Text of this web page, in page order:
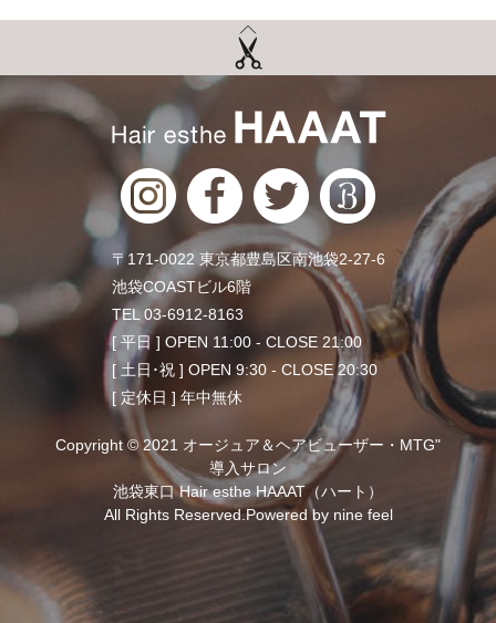
〒171-0022 東京都豊島区南池袋2-27-6
池袋COASTビル6階
TEL 03-6912-8163
[ 平日 ] OPEN 11:00 - CLOSE 21:00
[ 土日･祝 ] OPEN 9:30 - CLOSE 20:30
[ 定休日 ] 年中無休
Copyright © 2021 オージュア＆ヘアビューザー・MTG"
導入サロン
池袋東口 Hair esthe HAAAT（ハート）
All Rights Reserved.Powered by nine feel